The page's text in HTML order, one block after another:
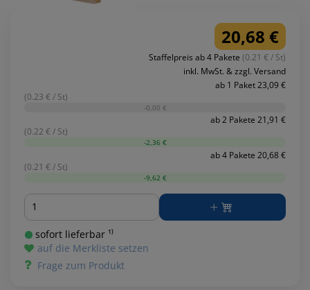
20,68 €
Staffelpreis ab 4 Pakete (0.21 € / St)
inkl. MwSt. & zzgl. Versand
ab 1 Paket 23,09 €
(0.23 € / St)
-0,00 €
ab 2 Pakete 21,91 €
(0.22 € / St)
-2,36 €
ab 4 Pakete 20,68 €
(0.21 € / St)
-9,62 €
Menge
sofort lieferbar ¹⁾
auf die Merkliste setzen
Frage zum Produkt